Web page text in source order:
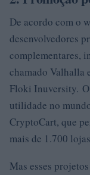
De acordo com o
desenvolvedores
complementares,
chamado Valhalla
Floki Inuversity.
utilidade no
CryptoCart, que
mais de 1.700
Mas esses